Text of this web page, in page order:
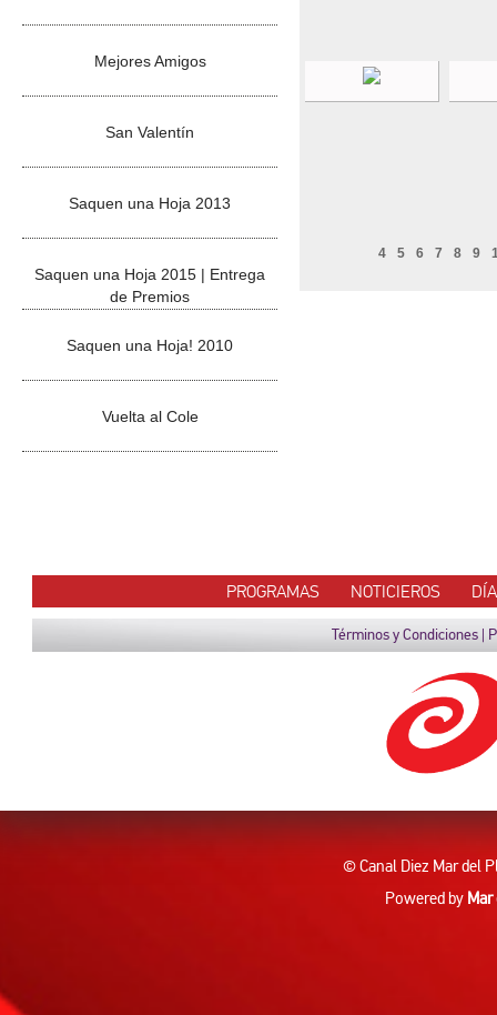
Mejores Amigos
San Valentín
Saquen una Hoja 2013
Saquen una Hoja 2015 | Entrega
de Premios
Saquen una Hoja! 2010
Vuelta al Cole
4 5 6 7 8 9
PROGRAMAS NOTICIEROS
Términos y Condiciones |
© Canal Diez Mar del
Powered by